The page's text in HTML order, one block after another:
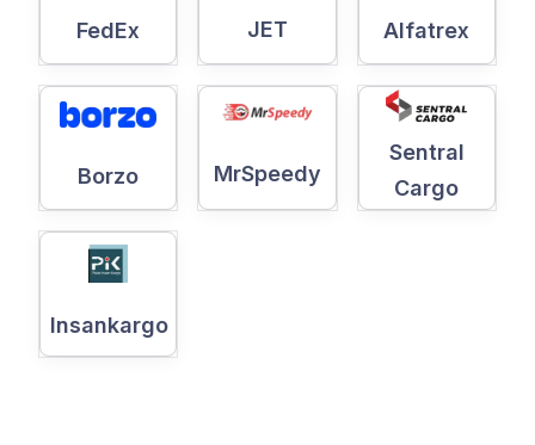
FedEx JET Alfatrex
Borzo MrSpeedy
Sentral
Cargo
Insankargo